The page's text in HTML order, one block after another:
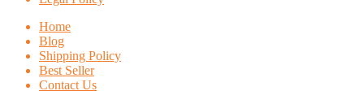
Home
Blog
Shipping Policy
Best Seller
Contact Us